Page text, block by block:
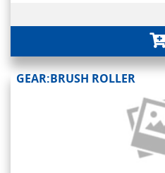
GEAR:BRUSH ROLLER